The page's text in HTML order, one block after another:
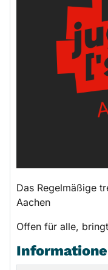
Das Regelmäßige
Aachen
Offen für alle,